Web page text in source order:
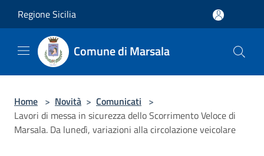
Regione Sicilia
Comune di Marsala
Home > Novità > Comunicati >
Lavori di messa in sicurezza dello Scorrimento Veloce di
Marsala. Da lunedì, variazioni alla circolazione veicolare